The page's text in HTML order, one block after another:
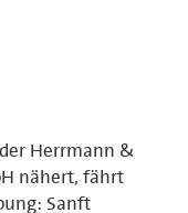
Herrmann &
nähert, fährt
Sanft